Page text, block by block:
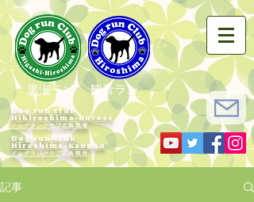
黒瀬ラン 観音ラン
Dog run Club
Hihiroshima-Kurose
ドッグランクラブ広島黒瀬
Dog run Club
Hiroshima-Kannon
​ドッグランクラブ広島観音
記事